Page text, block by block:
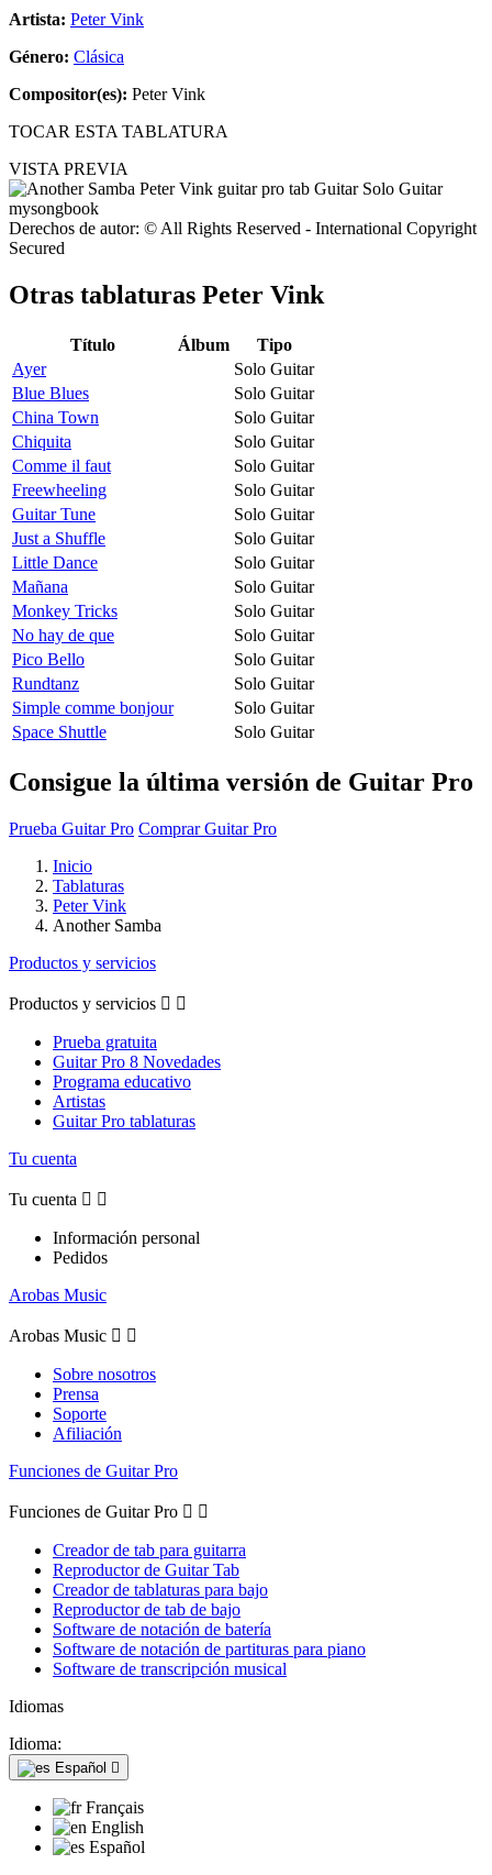
Artista: Peter Vink
Género: Clásica
Compositor(es): Peter Vink
TOCAR ESTA TABLATURA
VISTA PREVIA
Derechos de autor: © All Rights Reserved - International Copyright
Secured
Otras tablaturas Peter Vink
Título Álbum
Tipo
Ayer
Solo Guitar
Blue Blues
Solo Guitar
China Town
Solo Guitar
Chiquita
Solo Guitar
Comme il faut
Solo Guitar
Freewheeling
Solo Guitar
Guitar Tune
Solo Guitar
Just a Shuffle
Solo Guitar
Little Dance
Solo Guitar
Mañana
Solo Guitar
Monkey Tricks
Solo Guitar
No hay de que
Solo Guitar
Pico Bello
Solo Guitar
Rundtanz
Solo Guitar
Simple comme bonjour
Solo Guitar
Space Shuttle
Solo Guitar
Consigue la última versión de Guitar Pro
Prueba Guitar Pro Comprar Guitar Pro
Inicio
Tablaturas
Peter Vink
Another Samba
Productos y servicios
Productos y servicios  
Prueba gratuita
Guitar Pro 8 Novedades
Programa educativo
Artistas
Guitar Pro tablaturas
Tu cuenta
Tu cuenta  
Información personal
Pedidos
Arobas Music
Arobas Music  
Sobre nosotros
Prensa
Soporte
Afiliación
Funciones de Guitar Pro
Funciones de Guitar Pro  
Creador de tab para guitarra
Reproductor de Guitar Tab
Creador de tablaturas para bajo
Reproductor de tab de bajo
Software de notación de batería
Software de notación de partituras para piano
Software de transcripción musical
Idiomas
Idioma:
Español 
Français
English
Español